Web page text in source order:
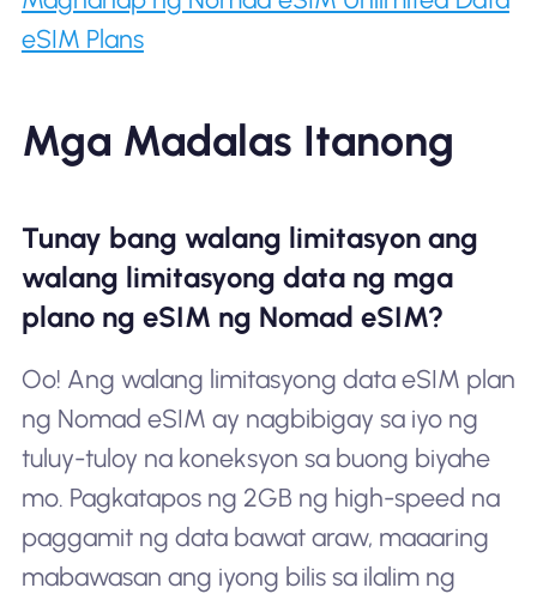
eSIM Plans
Mga Madalas Itanong
Tunay bang walang limitasyon ang
walang limitasyong data ng mga
plano ng eSIM ng Nomad eSIM?
Oo! Ang walang limitasyong data eSIM plan
ng Nomad eSIM ay nagbibigay sa iyo ng
tuluy-tuloy na koneksyon sa buong biyahe
mo. Pagkatapos ng 2GB ng high-speed na
paggamit ng data bawat araw, maaaring
mabawasan ang iyong bilis sa ilalim ng